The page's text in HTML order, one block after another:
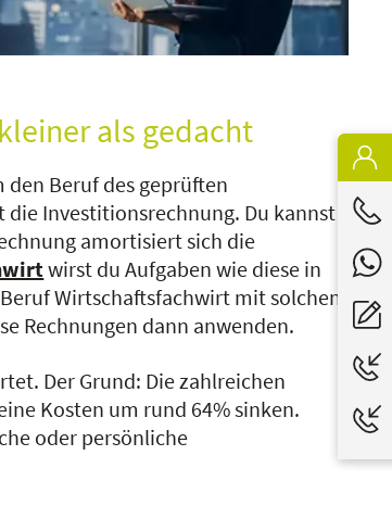
als gedacht
Beruf des geprüften
Investitionsrechnung. Du kannst
amortisiert sich die
wirst du Aufgaben wie diese in
Wirtschaftsfachwirt mit solchen
Rechnungen dann anwenden.
Der Grund: Die zahlreichen
Kosten um rund 64% sinken.
oder persönliche